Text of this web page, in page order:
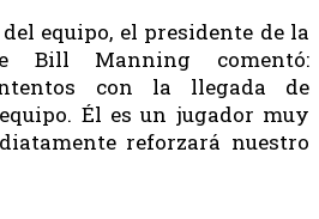
equipo, el presidente de la
Bill Manning comentó:
con la llegada de
Él es un jugador muy
reforzará nuestro